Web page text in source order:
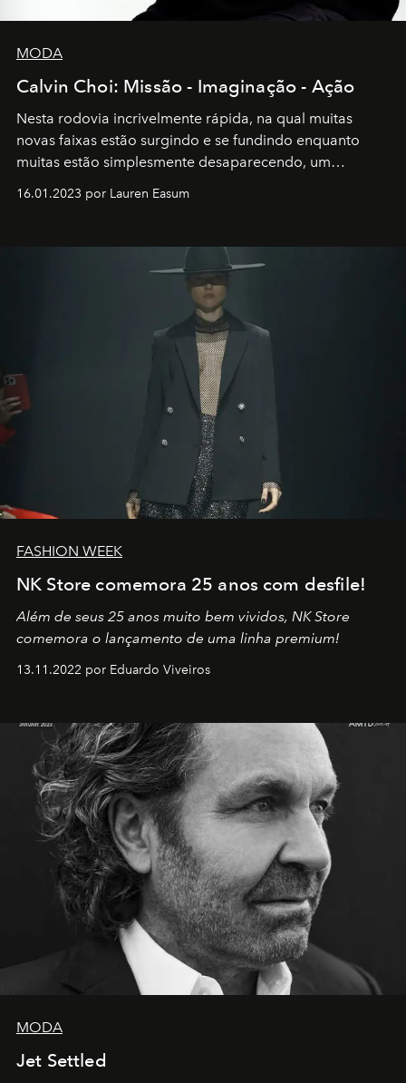
MODA
Calvin Choi: Missão - Imaginação - Ação
Nesta rodovia incrivelmente rápida, na qual muitas
novas faixas estão surgindo e se fundindo enquanto
muitas estão simplesmente desaparecendo, um
transportador AMTD abrindo caminho para muitos
por propósitos, com um claro senso de missão na vida e
16.01.2023 por Lauren Easum
FASHION WEEK
NK Store comemora 25 anos com desfile!
Além de seus 25 anos muito bem vividos, NK Store
comemora o lançamento de uma linha premium!
13.11.2022 por Eduardo Viveiros
MODA
Jet Settled